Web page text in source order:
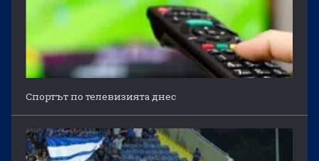
Спортът по телевизията днес